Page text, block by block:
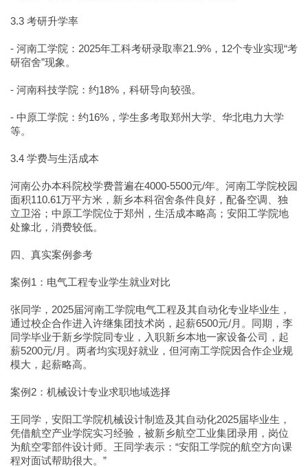
3.3 考研升学率
- 河南工学院：2025年工科考研录取率21.9%，12个专业实现“考
研宿舍”现象。
- 河南科技学院：约18%，科研导向较强。
- 中原工学院：约16%，学生多考取郑州大学、华北电力大学
等。
3.4 学费与生活成本
河南公办本科院校学费普遍在4000-5500元/年。河南工学院校园
面积110.61万平方米，新乡本科宿舍条件良好，配备空调、独
立卫浴；中原工学院位于郑州，生活成本略高；安阳工学院地
处豫北，消费较低。
四、真实案例参考
案例1：电气工程专业学生就业对比
张同学，2025届河南工学院电气工程及其自动化专业毕业生，
通过校企合作进入许继集团技术岗，起薪6500元/月。同期，李
同学毕业于新乡学院同专业，入职新乡本地一家设备公司，起
薪5200元/月。两者均实现好就业，但河南工学院因合作企业规
模大，起薪略高。
案例2：机械设计专业求职地域选择
王同学，安阳工学院机械设计制造及其自动化2025届毕业生，
凭借航空产业学院实习经验，被新乡航空工业集团录用，岗位
为航空零部件设计师。王同学表示：“安阳工学院的航空方向课
程对面试帮助很大。”